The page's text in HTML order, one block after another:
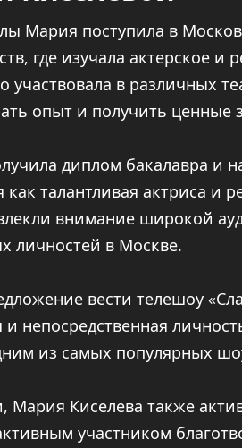
Мария поступила в
где изучала актерское и
участвовала в различных
опыт и получить ценные
диплом бакалавра и
талантливая актриса и
внимание широкой
личностей в Москве.
вести телешоу
непосредственная
из самых популярных
Киселева также
участником